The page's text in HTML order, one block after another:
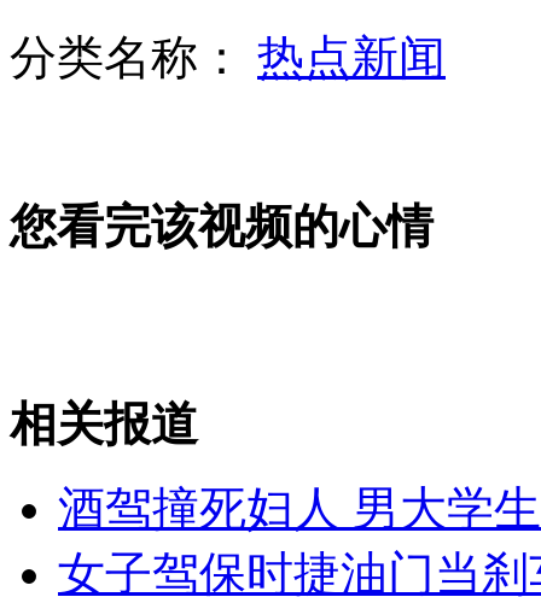
史上最低工资:女员工曝产假仅发5毛
山西运城恶犬咬伤多人 警民合力深夜将其击毙
分类名称： 热点新闻
您看完该视频的心情
相关报道
酒驾撞死妇人 男大学
女子驾保时捷油门当